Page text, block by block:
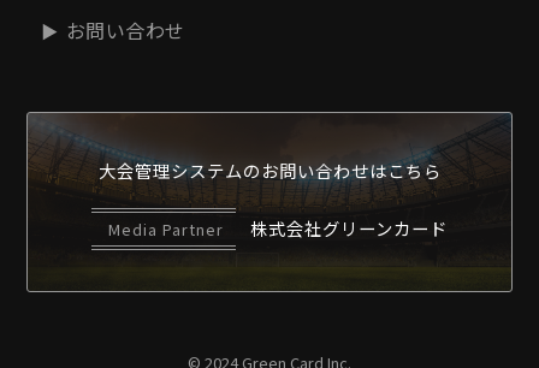
お問い合わせ
大会管理システムのお問い合わせはこちら
Media Partner 株式会社グリーンカード
© 2024 Green Card Inc.